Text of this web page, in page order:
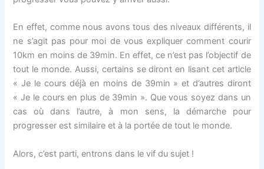
En effet, comme nous avons tous des niveaux différents, il
ne s’agit pas pour moi de vous expliquer comment courir
10km en moins de 39min. En effet, ce n’est pas l’objectif de
tout le monde. Aussi, certains se diront en lisant cet article
« Je le cours déjà en moins de 39min » et d’autres diront
« Je le cours en plus de 39min ». Que vous soyez dans un
cas où dans l’autre, à mon sens, la démarche pour
progresser est similaire et à la portée de tout le monde.
Alors, c’est parti, entrons dans le vif du sujet !